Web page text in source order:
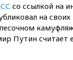
со ссылкой на
на своих
Путин